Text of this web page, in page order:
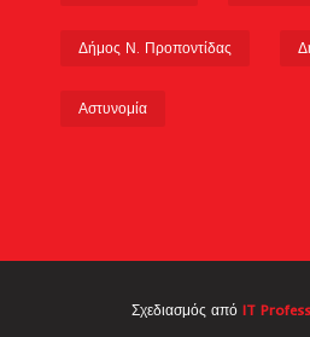
Δήμος Ν. Προποντίδας
Αστυνομία
Σχεδιασμός από IT